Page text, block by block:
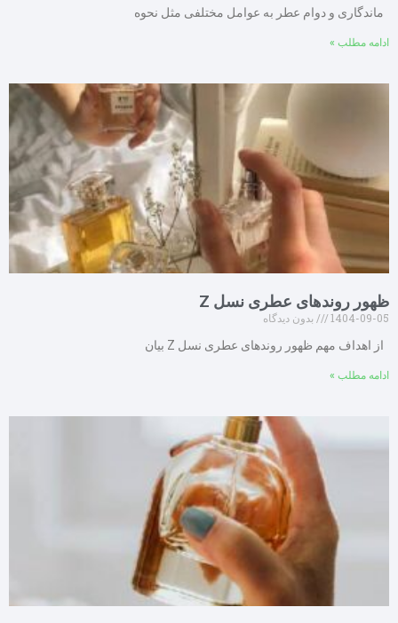
ماندگاری و دوام عطر به عوامل مختلفی مثل نحوه
ادامه مطلب »
ظهور روندهای عطری نسل Z
1404-09-05
بدون دیدگاه
از اهداف مهم ظهور روندهای عطری نسل Z بیان
ادامه مطلب »